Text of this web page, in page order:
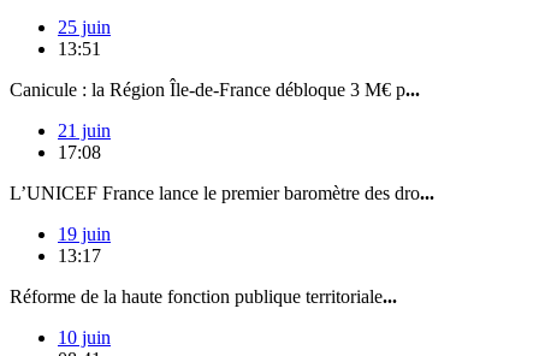
25 juin
13:51
Canicule : la Région Île-de-France débloque 3 M€ p...
21 juin
17:08
L’UNICEF France lance le premier baromètre des dro...
19 juin
13:17
Réforme de la haute fonction publique territoriale...
10 juin